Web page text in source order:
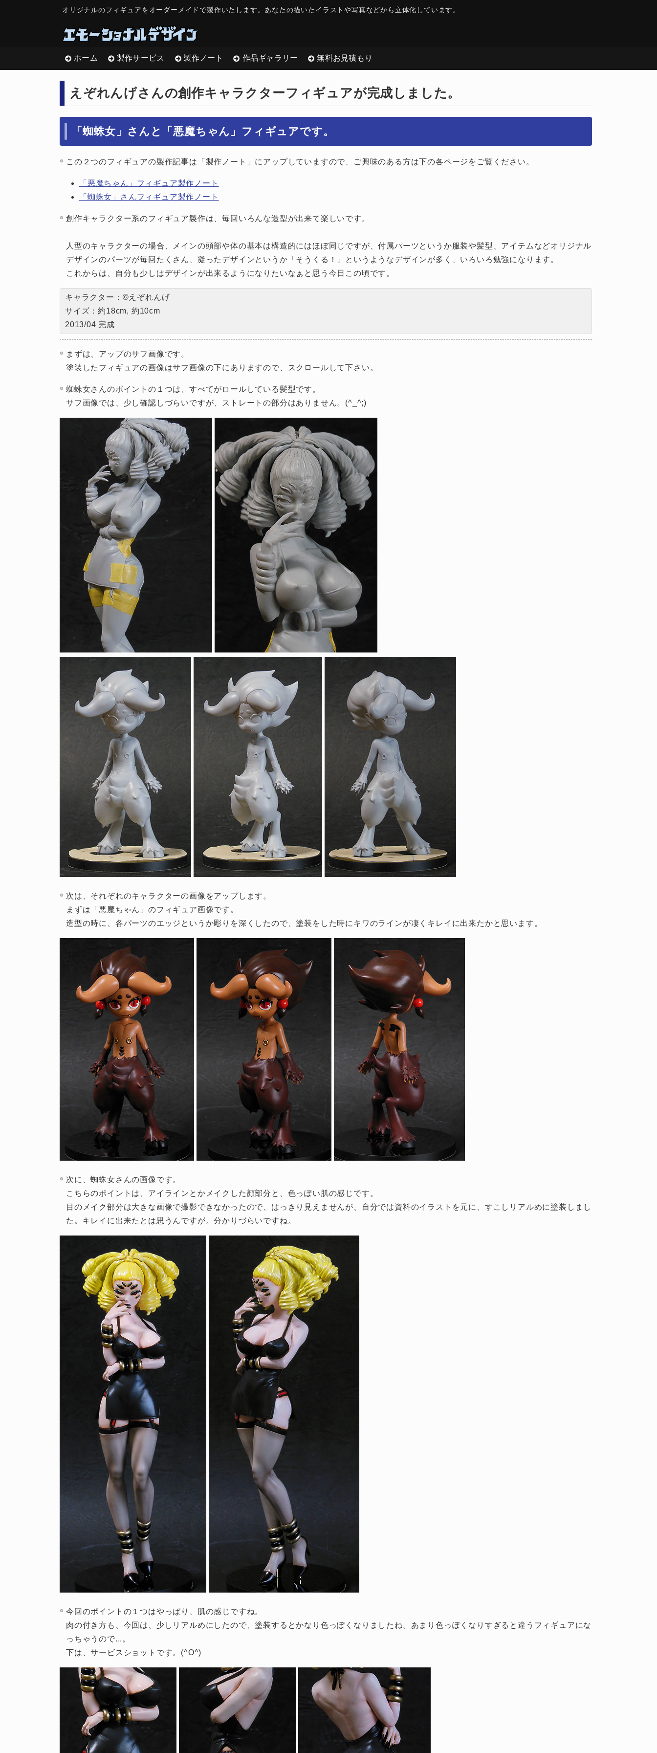
オリジナルのフィギュアをオーダーメイドで製作いたします。あなたの描いたイラストや写真などから立体化しています。
ホーム 製作サービス 製作ノート 作品ギャラリー 無料お見積もり
えぞれんげさんの創作キャラクターフィギュアが完成しました。
「蜘蛛女」さんと「悪魔ちゃん」フィギュアです。
この２つのフィギュアの製作記事は「製作ノート」にアップしていますので、ご興味のある方は下の各ページをご覧ください。
「悪魔ちゃん」フィギュア製作ノート
「蜘蛛女」さんフィギュア製作ノート
創作キャラクター系のフィギュア製作は、毎回いろんな造型が出来て楽しいです。
人型のキャラクターの場合、メインの頭部や体の基本は構造的にはほぼ同じですが、付属パーツというか服装や髪型、アイテムなどオリジナル
デザインのパーツが毎回たくさん、凝ったデザインというか「そうくる！」というようなデザインが多く、いろいろ勉強になります。
これからは、自分も少しはデザインが出来るようになりたいなぁと思う今日この頃です。
キャラクター：©えぞれんげ
サイズ：約18cm, 約10cm
2013/04 完成
まずは、アップのサフ画像です。
塗装したフィギュアの画像はサフ画像の下にありますので、スクロールして下さい。
蜘蛛女さんのポイントの１つは、すべてがロールしている髪型です。
サフ画像では、少し確認しづらいですが、ストレートの部分はありません。(^_^;)
次は、それぞれのキャラクターの画像をアップします。
まずは「悪魔ちゃん」のフィギュア画像です。
造型の時に、各パーツのエッジというか彫りを深くしたので、塗装をした時にキワのラインが凄くキレイに出来たかと思います。
次に、蜘蛛女さんの画像です。
こちらのポイントは、アイラインとかメイクした顔部分と、色っぽい肌の感じです。
目のメイク部分は大きな画像で撮影できなかったので、はっきり見えませんが、自分では資料のイラストを元に、すこしリアルめに塗装しまし
た。キレイに出来たとは思うんですが。分かりづらいですね。
今回のポイントの１つはやっぱり、肌の感じですね。
肉の付き方も、今回は、少しリアルめにしたので、塗装するとかなり色っぽくなりましたね。あまり色っぽくなりすぎると違うフィギュアにな
っちゃうので...。
下は、サービスショットです。(^O^)